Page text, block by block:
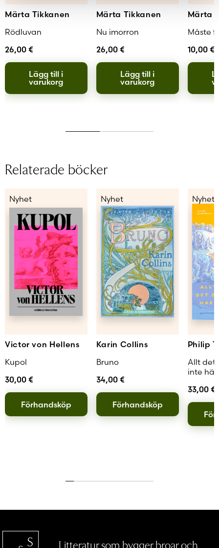
Märta Tikkanen
Rödluvan
26,00 €
Lägg till i
varukorg
Märta Tikkanen
Nu imorron
26,00 €
Lägg till i
varukorg
Märta
Måste
10,00 €
Relaterade böcker
Nyhet
Victor von Hellens
Kupol
30,00 €
Förhandsköp
Nyhet
Karin Collins
Bruno
34,00 €
Förhandsköp
Nyhet
Philip
Allt det
inte
33,00 €
Litteratur som bygger broar och